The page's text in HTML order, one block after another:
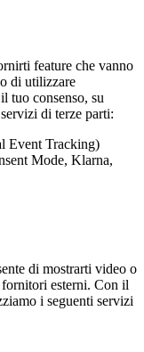
feature che vanno
di utilizzare
tuo consenso, su
di terze parti:
Event Tracking)
Mode, Klarna,
di mostrarti video o
esterni. Con il
i seguenti servizi